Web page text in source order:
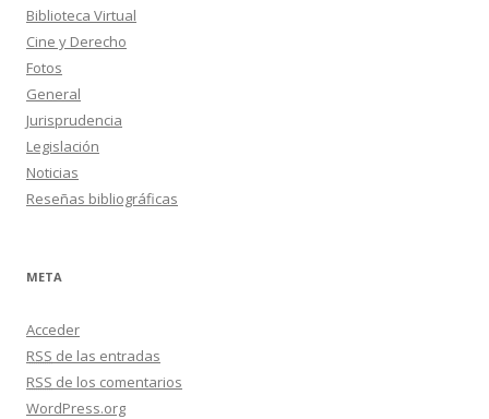
Biblioteca Virtual
Cine y Derecho
Fotos
General
Jurisprudencia
Legislación
Noticias
Reseñas bibliográficas
META
Acceder
RSS de las entradas
RSS de los comentarios
WordPress.org